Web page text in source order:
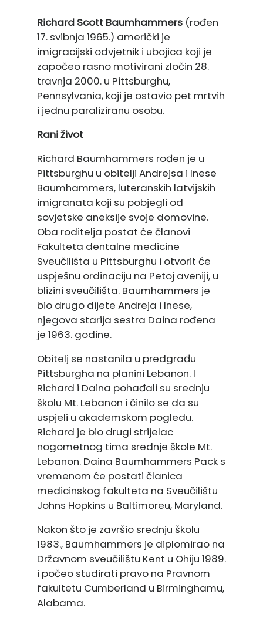
Richard Scott Baumhammers (rođen
17. svibnja 1965.) američki je
imigracijski odvjetnik i ubojica koji je
započeo rasno motivirani zločin 28.
travnja 2000. u Pittsburghu,
Pennsylvania, koji je ostavio pet mrtvih
i jednu paraliziranu osobu.
Rani život
Richard Baumhammers rođen je u
Pittsburghu u obitelji Andrejsa i Inese
Baumhammers, luteranskih latvijskih
imigranata koji su pobjegli od
sovjetske aneksije svoje domovine.
Oba roditelja postat će članovi
Fakulteta dentalne medicine
Sveučilišta u Pittsburghu i otvorit će
uspješnu ordinaciju na Petoj aveniji, u
blizini sveučilišta. Baumhammers je
bio drugo dijete Andreja i Inese,
njegova starija sestra Daina rođena
je 1963. godine.
Obitelj se nastanila u predgrađu
Pittsburgha na planini Lebanon. I
Richard i Daina pohađali su srednju
školu Mt. Lebanon i činilo se da su
uspjeli u akademskom pogledu.
Richard je bio drugi strijelac
nogometnog tima srednje škole Mt.
Lebanon. Daina Baumhammers Pack s
vremenom će postati članica
medicinskog fakulteta na Sveučilištu
Johns Hopkins u Baltimoreu, Maryland.
Nakon što je završio srednju školu
1983., Baumhammers je diplomirao na
Državnom sveučilištu Kent u Ohiju 1989.
i počeo studirati pravo na Pravnom
fakultetu Cumberland u Birminghamu,
Alabama.